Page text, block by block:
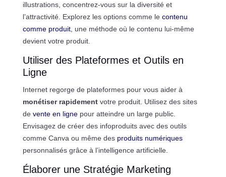
illustrations, concentrez-vous sur la diversité et
l’attractivité. Explorez les options comme le contenu
comme produit, une méthode où le contenu lui-même
devient votre produit.
Utiliser des Plateformes et Outils en
Ligne
Internet regorge de plateformes pour vous aider à
monétiser rapidementvotre produit. Utilisez des sites
de vente en lignepour atteindre un large public.
Envisagez de créer des infoproduits avec des outils
comme Canva ou même des produits numériques
personnalisés grâce à l’intelligence artificielle.
Élaborer une Stratégie Marketing